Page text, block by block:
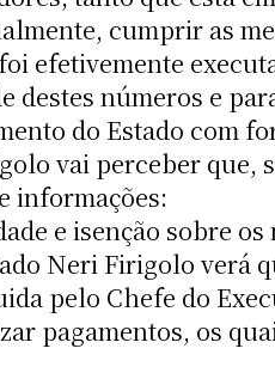
cumprir as
efetivemente
destes números e
do Estado com
vai perceber que,
informações:
e isenção sobre
Neri Firigolo
pelo Chefe do
pagamentos, os